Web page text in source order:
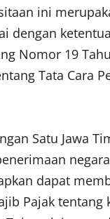
ini
dengan
Nomor 19
Tata Cara
Satu Jawa
dapat
Pajak